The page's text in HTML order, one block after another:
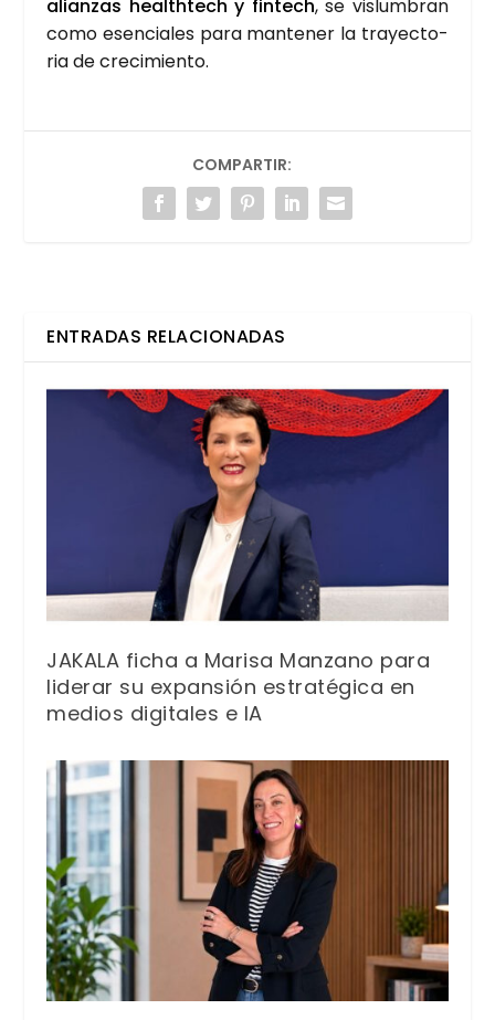
alian­zas health­tech y fin­tech, se vis­lum­bran
como esen­cia­les para man­te­ner la tra­yec­to­
ria de cre­ci­mien­to.
COMPARTIR:
ENTRADAS RELACIONADAS
JAKALA ficha a Marisa Manzano para
liderar su expansión estratégica en
medios digitales e IA